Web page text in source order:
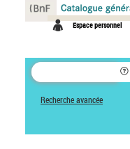
Espace personnel
Recherche avancée
Panneau de gestion des cookies